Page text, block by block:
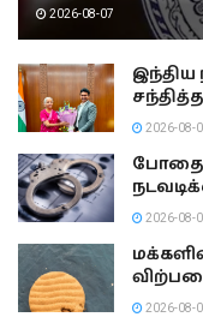
2026-08-07
இந்திய
2026-08-
2026-08-
2026-08-